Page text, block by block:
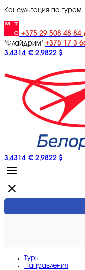
Консультация по турам
+375 29 508 48 84
"Флайдрим" +375 17 3
3,4314 € 2,9822 $
3,4314 € 2,9822 $
Туры
Направления